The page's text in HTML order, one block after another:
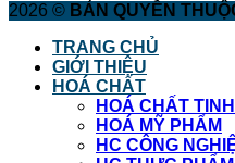
2026 © BẢN QUYỀN
TRANG CHỦ
GIỚI THIỆU
HOÁ CHẤT
HOÁ CHẤT
HOÁ MỸ PHẨM
HC CÔNG